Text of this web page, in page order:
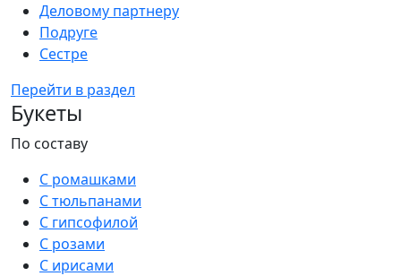
Деловому партнеру
Подруге
Сестре
Перейти в раздел
Букеты
По составу
С ромашками
С тюльпанами
С гипсофилой
С розами
С ирисами